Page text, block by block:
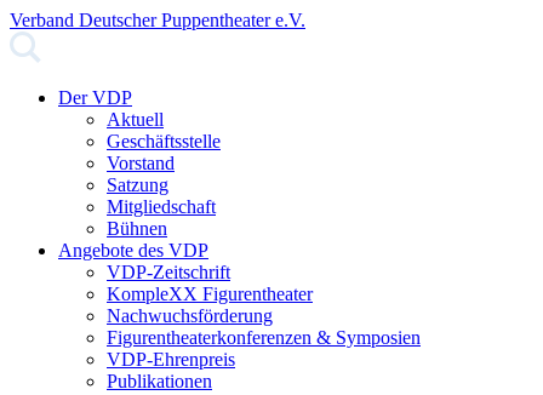
Verband Deutscher Puppentheater e.V.
Der VDP
Aktuell
Geschäftsstelle
Vorstand
Satzung
Mitgliedschaft
Bühnen
Angebote des VDP
VDP-Zeitschrift
KompleXX Figurentheater
Nachwuchsförderung
Figurentheaterkonferenzen & Symposien
VDP-Ehrenpreis
Publikationen